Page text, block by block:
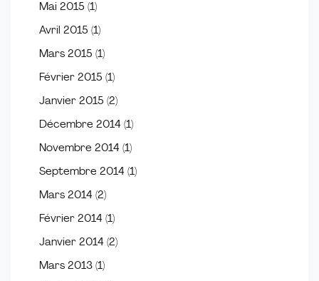
Mai 2015 (1)
Avril 2015 (1)
Mars 2015 (1)
Février 2015 (1)
Janvier 2015 (2)
Décembre 2014 (1)
Novembre 2014 (1)
Septembre 2014 (1)
Mars 2014 (2)
Février 2014 (1)
Janvier 2014 (2)
Mars 2013 (1)